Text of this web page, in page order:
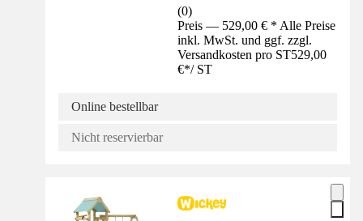
(0)
Preis — 529,00 € * Alle Preise
inkl. MwSt. und ggf. zzgl.
Versandkosten pro ST529,00
€*/ ST
Online bestellbar
Nicht reservierbar